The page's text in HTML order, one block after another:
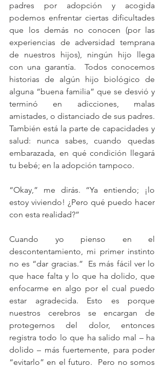
padres por adopción y acogida
podemos enfrentar ciertas dificultades
que los demás no conocen (por las
experiencias de adversidad temprana
de nuestros hijos), ningún hijo llega
con una garantía.  Todos conocemos
historias de algún hijo biológico de
alguna “buena familia” que se desvió y
terminó en adicciones, malas
amistades, o distanciado de sus padres.
También está la parte de capacidades y
salud: nunca sabes, cuando quedas
embarazada, en qué condición llegará
tu bebé; en la adopción tampoco.
“Okay,” me dirás. “Ya entiendo; ¡lo
estoy viviendo! ¿Pero qué puedo hacer
con esta realidad?”
Cuando yo pienso en el
descontentamiento, mi primer instinto
no es “dar gracias.”  Es más fácil ver lo
que hace falta y lo que ha dolido, que
enfocarme en algo por el cual puedo
estar agradecida. Esto es porque
nuestros cerebros se encargan de
protegernos del dolor, entonces
registra todo lo que ha salido mal – ha
dolido – más fuertemente, para poder
“evitarlo” en el futuro.  Pero no somos